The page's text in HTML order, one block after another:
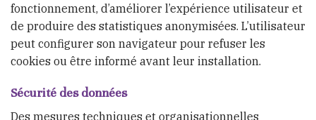
fonctionnement, d’améliorer l’expérience utilisateur et
de produire des statistiques anonymisées. L’utilisateur
peut configurer son navigateur pour refuser les
cookies ou être informé avant leur installation.
Sécurité des données
Des mesures techniques et organisationnelles